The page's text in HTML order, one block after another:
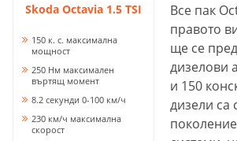
Skoda Octavia 1.5 TSI
150 к. с. максимална
мощност
250 Нм максимален
въртящ момент
8.2 секунди 0-100 км/ч
230 км/ч максимална
скорост
Все пак
правото
ще се
дизелови
и 150
дизели са